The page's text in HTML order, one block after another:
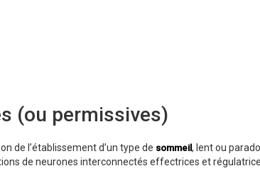
(ou permissives)
de l’établissement d’un type de sommeil , lent ou
de neurones interconnectés effectrices et